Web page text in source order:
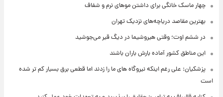
چهار ماسک خانگی برای داشتن موهای نرم و شفاف
بهترین مقاصد دریاچه‌های نزدیک تهران
در ششم اوت؛ وقتی هیروشیما در دیگ قیر می‌جوشید
این مناطق کشور آماده بارش باران باشند
پزشکیان: علی رغم اینکه نیروگاه های ما را زدند اما قطعی برق بسیار کم تر شده
است